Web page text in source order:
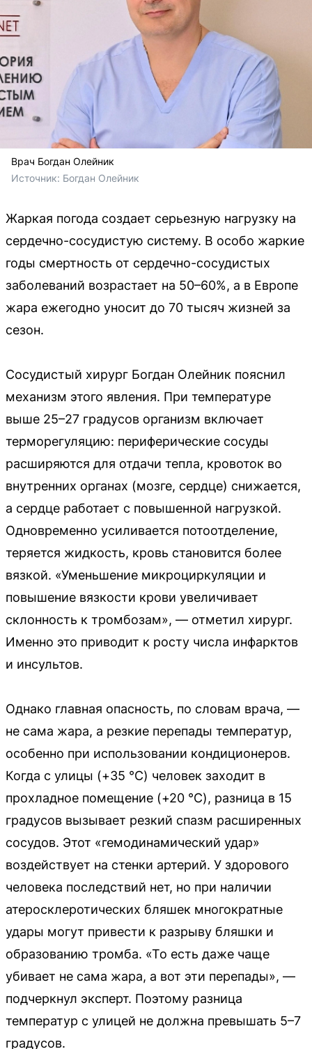
Врач Богдан Олейник
Источник: Богдан Олейник
Жаркая погода создает серьезную нагрузку на
сердечно-сосудистую систему. В особо жаркие
годы смертность от сердечно-сосудистых
заболеваний возрастает на 50–60%, а в Европе
жара ежегодно уносит до 70 тысяч жизней за
сезон.
Сосудистый хирург Богдан Олейник пояснил
механизм этого явления. При температуре
выше 25–27 градусов организм включает
терморегуляцию: периферические сосуды
расширяются для отдачи тепла, кровоток во
внутренних органах (мозге, сердце) снижается,
а сердце работает с повышенной нагрузкой.
Одновременно усиливается потоотделение,
теряется жидкость, кровь становится более
вязкой. «Уменьшение микроциркуляции и
повышение вязкости крови увеличивает
склонность к тромбозам», — отметил хирург.
Именно это приводит к росту числа инфарктов
и инсультов.
Однако главная опасность, по словам врача, —
не сама жара, а резкие перепады температур,
особенно при использовании кондиционеров.
Когда с улицы (+35 °C) человек заходит в
прохладное помещение (+20 °C), разница в 15
градусов вызывает резкий спазм расширенных
сосудов. Этот «гемодинамический удар»
воздействует на стенки артерий. У здорового
человека последствий нет, но при наличии
атеросклеротических бляшек многократные
удары могут привести к разрыву бляшки и
образованию тромба. «То есть даже чаще
убивает не сама жара, а вот эти перепады», —
подчеркнул эксперт. Поэтому разница
температур с улицей не должна превышать 5–7
градусов.